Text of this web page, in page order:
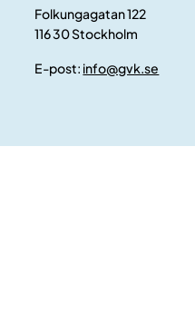
Folkungagatan 122
116 30 Stockholm
E-post: info@gvk.se